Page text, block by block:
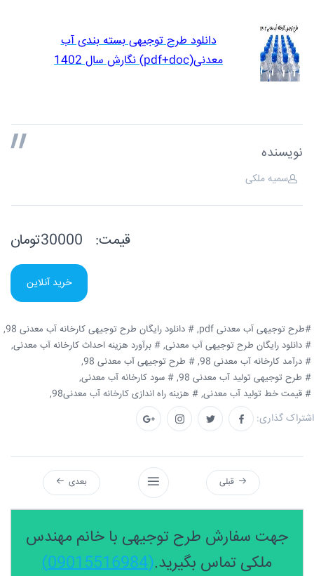
دانلود طرح توجیهی بسته بندی آب
معدنی(pdf+doc) نگارش سال 1402
نویسنده
سمیه ملکی
قیمت:
خرید آنلاین
#طرح توجیهی آب معدنی pdf,
# دانلود رایگان طرح توجیهی کارخانه آب معدنی 98,
# دانلود رایگان طرح توجیهی آب معدنی, # برآورد هزینه احداث کارخانه آب معدنی,
# درآمد کارخانه آب معدنی 98,
# طرح توجیهی آب معدنی 98,
# طرح توجیهی تولید آب معدنی 98,
# سود کارخانه آب معدنی,
# قیمت خط تولید آب معدنی, # هزینه راه اندازی کارخانه آب معدنی98,
اشتراک گذاری:
قبلی بعدی
جهت سفارش طرح توجیهی با خانم مهندس
ملکی تماس بگیرید.(09015516984)